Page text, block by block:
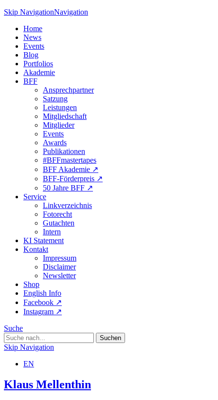
Skip NavigationNavigation
Home
News
Events
Blog
Portfolios
Akademie
BFF
Ansprechpartner
Satzung
Leistungen
Mitgliedschaft
Mitglieder
Events
Awards
Publikationen
#BFFmastertapes
BFF Akademie ↗︎
BFF-Förderpreis ↗︎
50 Jahre BFF ↗︎
Service
Linkverzeichnis
Fotorecht
Gutachten
Intern
KI Statement
Kontakt
Impressum
Disclaimer
Newsletter
Shop
English Info
Facebook ↗︎
Instagram ↗︎
Suche
Skip Navigation
EN
Klaus Mellenthin